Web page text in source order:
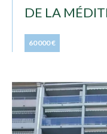
DE LA
60 000 €